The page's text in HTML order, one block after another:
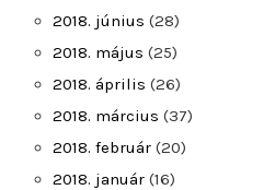
2018. június (28)
2018. május (25)
2018. április (26)
2018. március (37)
2018. február (20)
2018. január (16)